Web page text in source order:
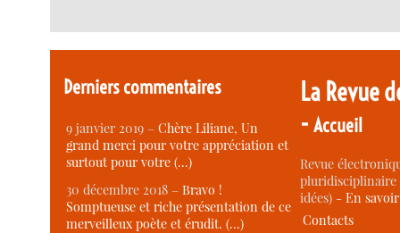
Derniers commentaires
9 janvier 2019 –Chère Liliane, Un
grand merci pour votre appréciation et
surtout pour votre (…)
30 décembre 2018 –Bravo !
Somptueuse et riche présentation de ce
merveilleux poète et érudit. (…)
La Revue
-Accueil
Revue
idées) -En
Contacts